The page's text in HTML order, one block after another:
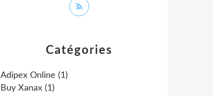
Catégories
Adipex Online (1)
Buy Xanax (1)